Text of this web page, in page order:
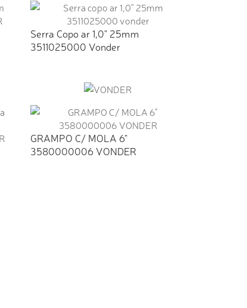
Serra Copo ar 1,0" 25mm
3511025000 Vonder
GRAMPO C/ MOLA 6"
3580000006 VONDER